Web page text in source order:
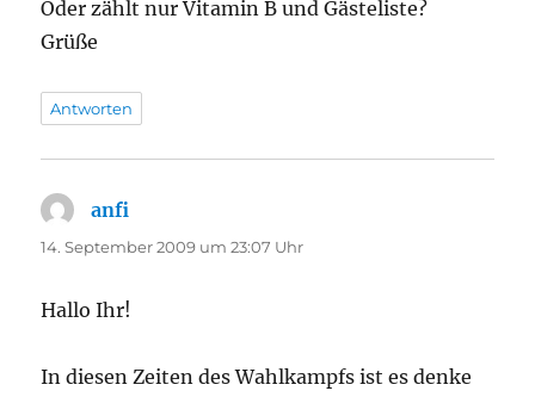
Oder zählt nur Vitamin B und Gästeliste?
Grüße
Antworten
anfi
14. September 2009 um 23:07 Uhr
Hallo Ihr!
In diesen Zeiten des Wahlkampfs ist es denke